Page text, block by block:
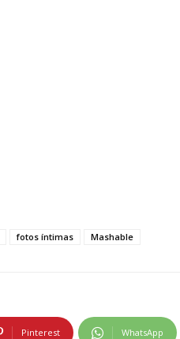
fotos íntimas Mashable
Pinterest WhatsApp